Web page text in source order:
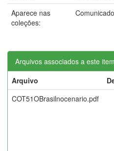
Aparece nas
coleções:
Arquivos associados a este
Arquivo
COT51OBrasilnocenario.pdf